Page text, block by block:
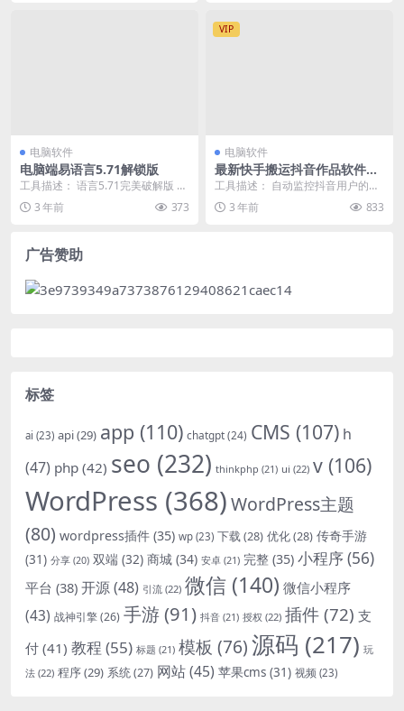
电脑软件
电脑端易语言5.71解锁版
工具描述： 语言5.71完美破解版 工
具截图：
3 年前 373
VIP
电脑软件
最新快手搬运抖音作品软件，
实时监控一键搬运轻松原创
【软件+详细教程】
工具描述： 自动监控抖音用户的作
品，如果这个用户在抖音上发布了
新作品，咱们的软件...
3 年前 833
广告赞助
标签
ai (23) api(29) app (110) chatgpt(24) CMS (107) h
(47) php (42) seo (232) thinkphp (21) ui (22) v (106)
WordPress (368)WordPress主题
(80) wordpress插件 (35) wp (23) 下载(28) 优化(28) 传奇手游
(31) 分享 (20) 双端 (32) 商城 (34) 安卓 (21) 完整 (35) 小程序(56)
平台 (38) 开源(48) 引流 (22) 微信 (140) 微信小程序
(43) 战神引擎(26) 手游(91) 抖音 (21) 授权 (22) 插件 (72) 支
付 (41) 教程 (55) 标题 (21) 模板 (76)源码 (217) 玩
法 (22) 程序(29) 系统(27) 网站(45) 苹果cms (31) 视频 (23)